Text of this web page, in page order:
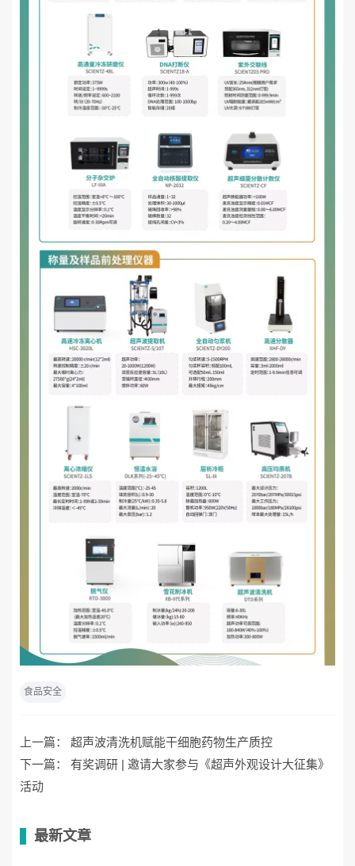
食品安全
上一篇： 超声波清洗机赋能干细胞药物生产质控
下一篇： 有奖调研 | 邀请大家参与《超声外观设计大征集》
活动
最新文章